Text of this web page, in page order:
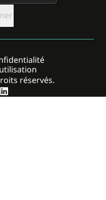
réservés.